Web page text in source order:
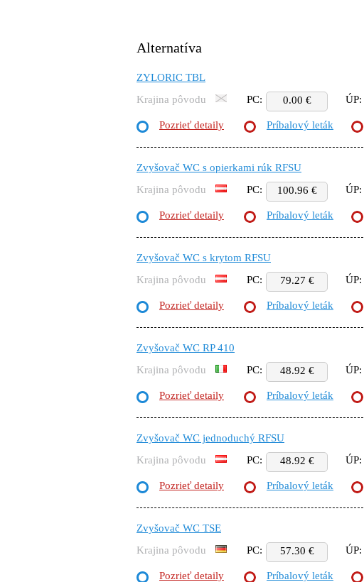
Alternatíva
ZYLORIC TBL
Krajina pôvodu
PC: 0.00 € ÚP:
Pozrieť detaily Príbalový leták
Zvyšovač WC s opierkami rúk RFSU
Krajina pôvodu
PC: 100.96 € ÚP:
Pozrieť detaily Príbalový leták
Zvyšovač WC s krytom RFSU
Krajina pôvodu
PC: 79.27 € ÚP:
Pozrieť detaily Príbalový leták
Zvyšovač WC RP 410
Krajina pôvodu
PC: 48.92 € ÚP:
Pozrieť detaily Príbalový leták
Zvyšovač WC jednoduchý RFSU
Krajina pôvodu
PC: 48.92 € ÚP:
Pozrieť detaily Príbalový leták
Zvyšovač WC TSE
Krajina pôvodu
PC: 57.30 € ÚP:
Pozrieť detaily Príbalový leták